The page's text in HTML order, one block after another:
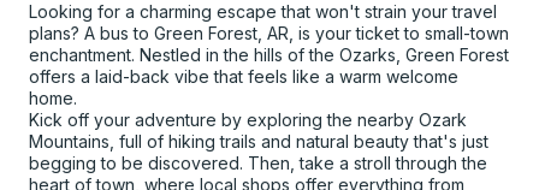
Looking for a charming escape that won't strain your travel
plans? A bus to Green Forest, AR, is your ticket to small-town
enchantment. Nestled in the hills of the Ozarks, Green Forest
offers a laid-back vibe that feels like a warm welcome
home.
Kick off your adventure by exploring the nearby Ozark
Mountains, full of hiking trails and natural beauty that's just
begging to be discovered. Then, take a stroll through the
heart of town, where local shops offer everything from